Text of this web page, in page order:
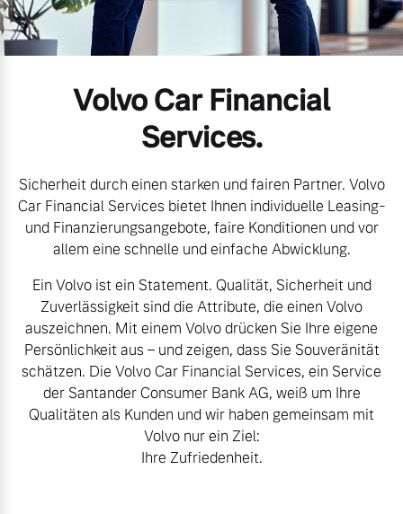
Mild-Hybrid
Geschäftskunden
Editionsmodelle
Konnektivität
Angebot anfragen
Fahrzeug konfigurieren
Volvo Gebrauchtwagenbörse
Aktuelle Zubehörangebote
Zubehörkatalog
Service by Volvo
Sie erhalten bei uns eine
Vielzahl von Original
Volvo Winter- und
Sommer Kompletträder.
Bitte sprechen Sie uns
direkt an.
Kontakt und Anfahrt
Unsere News & Events
Volvo Car Financial
Services.
Sicherheit durch einen starken und fairen Partner. Volvo
Car Financial Services bietet Ihnen individuelle Leasing-
und Finanzierungsangebote, faire Konditionen und vor
allem eine schnelle und einfache Abwicklung.
Ein Volvo ist ein Statement. Qualität, Sicherheit und
Zuverlässigkeit sind die Attribute, die einen Volvo
auszeichnen. Mit einem Volvo drücken Sie Ihre eigene
Persönlichkeit aus – und zeigen, dass Sie Souveränität
schätzen. Die Volvo Car Financial Services, ein Service
der Santander Consumer Bank AG, weiß um Ihre
Qualitäten als Kunden und wir haben gemeinsam mit
Volvo nur ein Ziel:
Ihre Zufriedenheit.